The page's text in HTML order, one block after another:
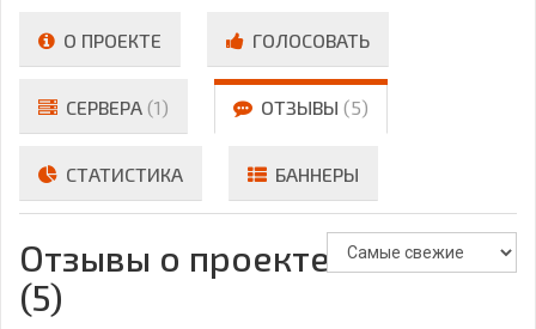
О ПРОЕКТЕ ГОЛОСОВАТЬ
СЕРВЕРА (1) ОТЗЫВЫ (5)
СТАТИСТИКА БАННЕРЫ
Отзывы о проекте
(5)